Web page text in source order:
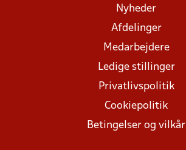
Nyheder
Afdelinger
Medarbejdere
Ledige stillinger
Privatlivspolitik
Cookiepolitik
Betingelser og vilkår